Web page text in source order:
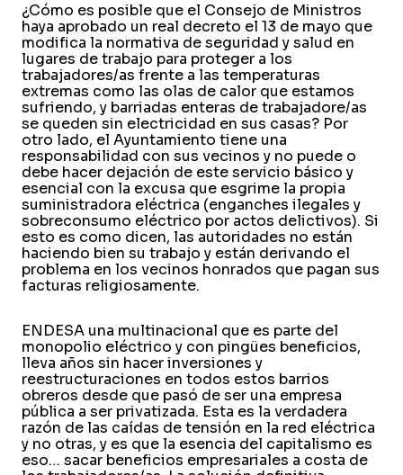
¿Cómo es posible que el Consejo de Ministros
haya aprobado un real decreto el 13 de mayo que
modifica la normativa de seguridad y salud en
lugares de trabajo para proteger a los
trabajadores/as frente a las temperaturas
extremas como las olas de calor que estamos
sufriendo, y barriadas enteras de trabajadore/as
se queden sin electricidad en sus casas? Por
otro lado, el Ayuntamiento tiene una
responsabilidad con sus vecinos y no puede o
debe hacer dejación de este servicio básico y
esencial con la excusa que esgrime la propia
suministradora eléctrica (enganches ilegales y
sobreconsumo eléctrico por actos delictivos). Si
esto es como dicen, las autoridades no están
haciendo bien su trabajo y están derivando el
problema en los vecinos honrados que pagan sus
facturas religiosamente.
ENDESA una multinacional que es parte del
monopolio eléctrico y con pingües beneficios,
lleva años sin hacer inversiones y
reestructuraciones en todos estos barrios
obreros desde que pasó de ser una empresa
pública a ser privatizada. Esta es la verdadera
razón de las caídas de tensión en la red eléctrica
y no otras, y es que la esencia del capitalismo es
eso… sacar beneficios empresariales a costa de